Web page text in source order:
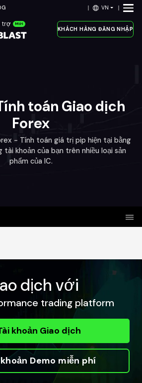
VN
trợ Mới
KHÁCH HÀNG ĐĂNG NHẬP
toán Giao dịch
Forex
- Tính toán giá trị pip hiện tại bằng
khoản của bạn trên nhiều loại sản
phẩm của IC.
dịch với
trading platform
khoản Giao dịch
Demo miễn phí